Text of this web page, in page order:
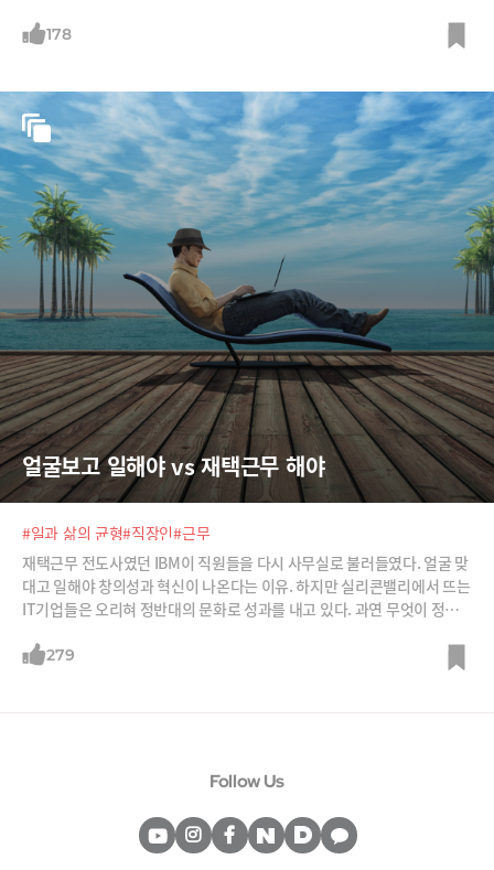
178
얼굴보고 일해야 vs 재택근무 해야
#일과 삶의 균형#직장인#근무
재택근무 전도사였던 IBM이 직원들을 다시 사무실로 불러들였다. 얼굴 맞
대고 일해야 창의성과 혁신이 나온다는 이유. 하지만 실리콘밸리에서 뜨는
IT기업들은 오리혀 정반대의 문화로 성과를 내고 있다. 과연 무엇이 정답
279
Follow Us